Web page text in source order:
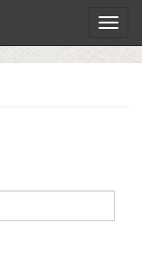
Toggle